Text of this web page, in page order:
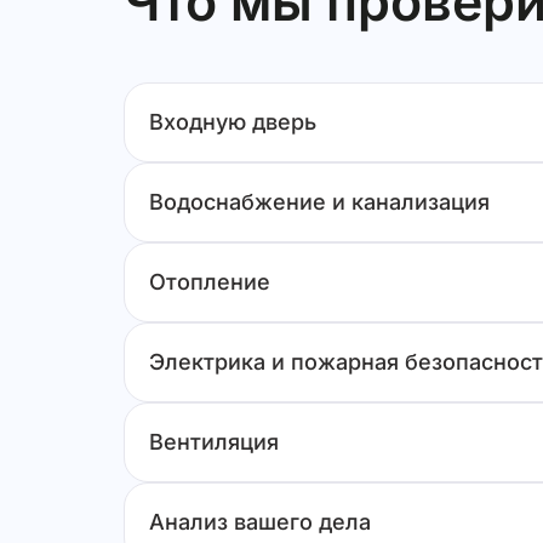
следы коррозии на корзине
Входную дверь
Водоснабжение и канализация
Отопление
Электрика и пожарная
Вентиляция
Анализ вашего дела